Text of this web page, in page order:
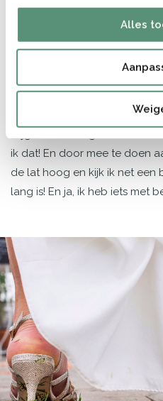
Alles
met mijn trouw- en
heel goed dat ik de foto's
omdat ik het vertrouwen van
ik dat! En door mee te doen
de lat hoog en kijk ik net een
lang is! En ja, ik heb iets met